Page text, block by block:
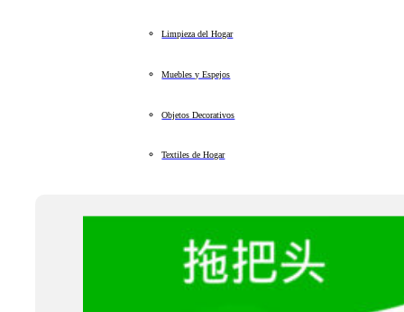
Limpieza del Hogar
Muebles y Espejos
Objetos Decorativos
Textiles de Hogar